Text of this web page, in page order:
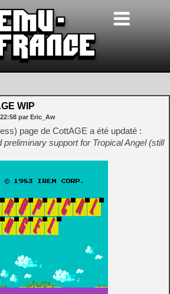
WIP
22:58 par Eric_Aw
page de CottAGE a été updaté :
preliminary support for Tropical Angel (still